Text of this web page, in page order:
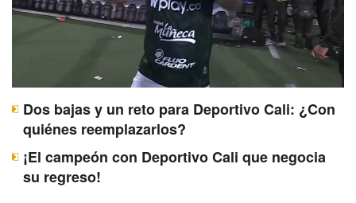
Dos bajas y un reto para Deportivo Cali: ¿Con
quiénes reemplazarlos?
¡El campeón con Deportivo Cali que negocia
su regreso!